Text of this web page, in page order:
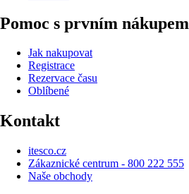
Pomoc s prvním nákupem
Jak nakupovat
Registrace
Rezervace času
Oblíbené
Kontakt
itesco.cz
Zákaznické centrum - 800 222 555
Naše obchody